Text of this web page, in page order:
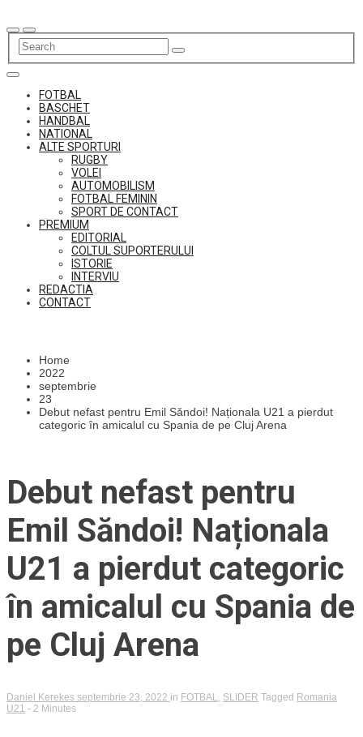
to
content
FOTBAL
BASCHET
HANDBAL
NATIONAL
ALTE SPORTURI
RUGBY
VOLEI
AUTOMOBILISM
FOTBAL FEMININ
SPORT DE CONTACT
PREMIUM
EDITORIAL
COLTUL SUPORTERULUI
ISTORIE
INTERVIU
REDACTIA
CONTACT
Home
2022
septembrie
23
Debut nefast pentru Emil Săndoi! Naționala U21 a pierdut
categoric în amicalul cu Spania de pe Cluj Arena
Debut nefast pentru
Emil Săndoi! Naționala
U21 a pierdut categoric
în amicalul cu Spania de
pe Cluj Arena
Daniel Kerekes septembrie 23, 2022 in FOTBAL SLIDER Tagged Romania
U21 - 2 Minutes